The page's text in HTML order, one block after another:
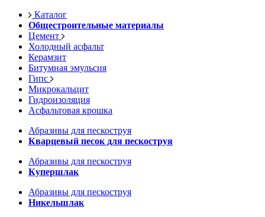
Каталог
Общестроительные материалы
Цемент
Холодный асфальт
Керамзит
Битумная эмульсия
Гипс
Микрокальцит
Гидроизоляция
Асфальтовая крошка
Абразивы для пескоструя
Кварцевый песок для пескоструя
Абразивы для пескоструя
Купершлак
Абразивы для пескоструя
Никельшлак